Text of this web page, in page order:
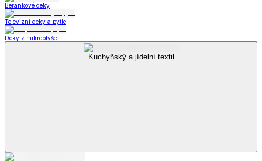
Beránkové deky
Televizní deky a pytle
Deky z mikroplyše
Kuchyňský a jídelní textil